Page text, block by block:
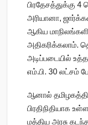
பிரதேசத்துக்கு 4
அரியானா,
ஆகிய
அதிகரிக்கலாம்.
அடிப்படையில்
எம்.பி. 30 லட்சம்
ஆனால்
பிரதிநிதியாக
மத்திய அரசு